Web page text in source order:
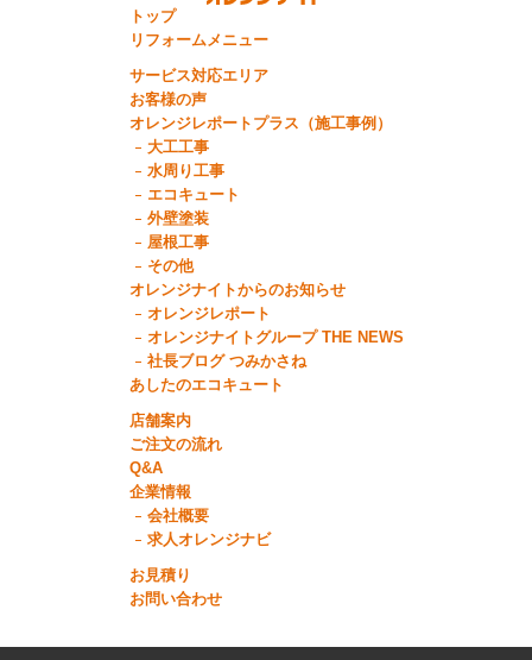
トップ
リフォームメニュー
サービス対応エリア
お客様の声
オレンジレポートプラス（施工事例）
大工工事
水周り工事
エコキュート
外壁塗装
屋根工事
その他
オレンジナイトからのお知らせ
オレンジレポート
オレンジナイトグループ THE NEWS
社長ブログ つみかさね
あしたのエコキュート
店舗案内
ご注文の流れ
Q&A
企業情報
会社概要
求人オレンジナビ
お見積り
お問い合わせ